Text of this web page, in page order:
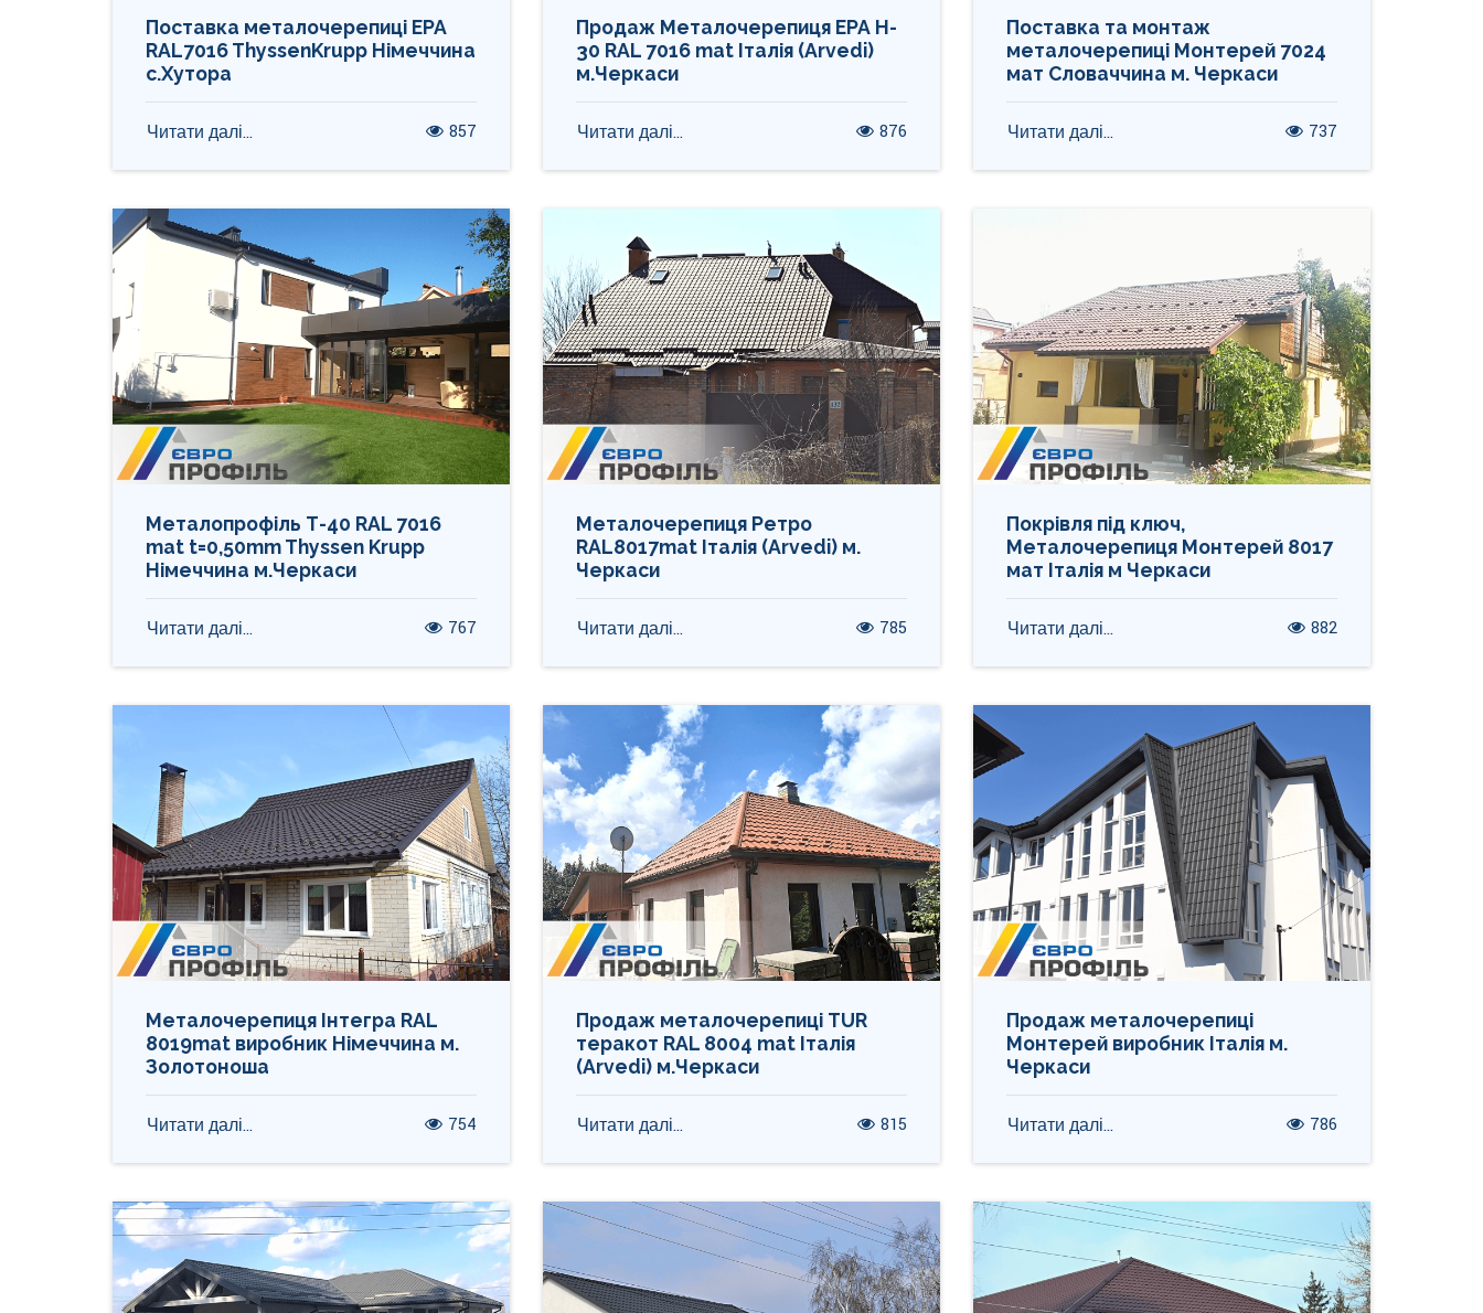
Поставка металочерепиці ЕРА
RAL7016 ThyssenKrupp Німеччина
с.Хутора
Читати далі... 857
Продаж Металочерепиця ЕРА H-
30 RAL 7016 mat Італія (Arvedi)
м.Черкаси
Читати далі... 876
Поставка та монтаж
металочерепиці Монтерей 7024
мат Словаччина м. Черкаси
Читати далі... 737
Металопрофіль Т-40 RAL 7016
mat t=0,50mm Thyssen Krupp
Німеччина м.Черкаси
Читати далі... 767
Металочерепиця Ретро
RAL8017mat Італія (Arvedi) м.
Черкаси
Читати далі... 785
Покрівля під ключ,
Металочерепиця Монтерей 8017
мат Італія м Черкаси
Читати далі... 882
Металочерепиця Інтегра RAL
8019mat виробник Німеччина м.
Золотоноша
Читати далі... 754
Продаж металочерепиці TUR
теракот RAL 8004 mat Італія
(Arvedi) м.Черкаси
Читати далі... 815
Продаж металочерепиці
Монтерей виробник Італія м.
Черкаси
Читати далі... 786